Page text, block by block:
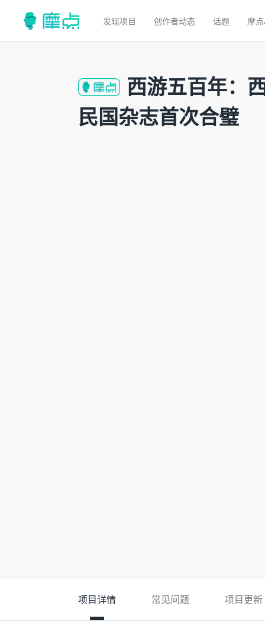
发现项目 创作者动态 话题 摩
西游五百年：
民国杂志首次合璧
项目详情 常见问题 项目更新